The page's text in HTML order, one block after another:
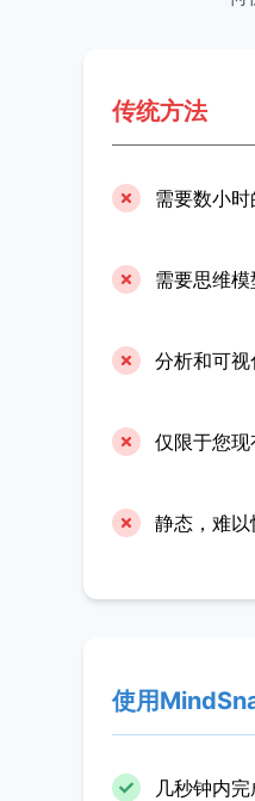
传统方法
需要数小
需要思维
分析和可
仅限于您
静态，难
使用
几秒钟内